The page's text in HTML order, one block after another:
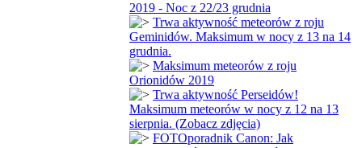
2019 - Noc z 22/23 grudnia
Trwa aktywność meteorów z roju
Geminidów. Maksimum w nocy z 13 na 14
grudnia.
Maksimum meteorów z roju
Orionidów 2019
Trwa aktywność Perseidów!
Maksimum meteorów w nocy z 12 na 13
sierpnia. (Zobacz zdjęcia)
FOTOporadnik Canon: Jak